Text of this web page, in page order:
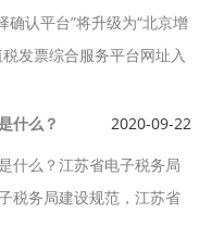
认平台”将升级为“北京增
发票综合服务平台网址入
什么？
2020-09-22
什么？江苏省电子税务局
税务局建设规范，江苏省